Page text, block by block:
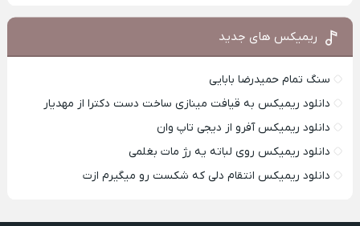
ریمیکس های جدید
سنگ تمام حمیدرضا بابایی
دانلود ریمیکس به قیافت مینازی ساخت دست دکترا از مهدیار
دانلود ریمیکس آفرو از ديجی تاپ وان
دانلود ریمیکس روی لباته یه رژ مات بغلمی
دانلود ریمیکس انتقام دلی که شکست رو میگیرم ازت